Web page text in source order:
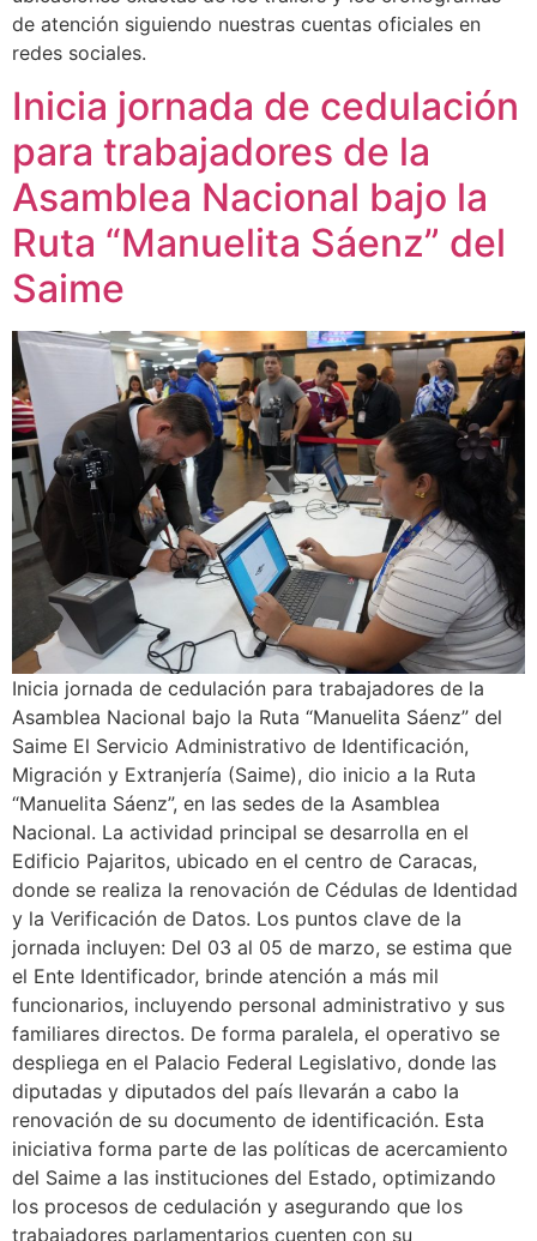
de atención siguiendo nuestras cuentas oficiales en
redes sociales.
Inicia jornada de cedulación
para trabajadores de la
Asamblea Nacional bajo la
Ruta “Manuelita Sáenz” del
Saime
Inicia jornada de cedulación para trabajadores de la
Asamblea Nacional bajo la Ruta “Manuelita Sáenz” del
Saime El Servicio Administrativo de Identificación,
Migración y Extranjería (Saime), dio inicio a la Ruta
“Manuelita Sáenz”, en las sedes de la Asamblea
Nacional. La actividad principal se desarrolla en el
Edificio Pajaritos, ubicado en el centro de Caracas,
donde se realiza la renovación de Cédulas de Identidad
y la Verificación de Datos. Los puntos clave de la
jornada incluyen: Del 03 al 05 de marzo, se estima que
el Ente Identificador, brinde atención a más mil
funcionarios, incluyendo personal administrativo y sus
familiares directos. De forma paralela, el operativo se
despliega en el Palacio Federal Legislativo, donde las
diputadas y diputados del país llevarán a cabo la
renovación de su documento de identificación. Esta
iniciativa forma parte de las políticas de acercamiento
del Saime a las instituciones del Estado, optimizando
los procesos de cedulación y asegurando que los
trabajadores parlamentarios cuenten con su